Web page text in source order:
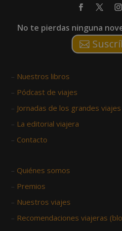
No te pierdas ninguna
– Nuestros libros
– Pódcast de viajes
– Jornadas de los grandes viajes
– La editorial viajera
– Contacto
– Quiénes somos
– Premios
– Nuestros viajes
– Recomendaciones viajeras